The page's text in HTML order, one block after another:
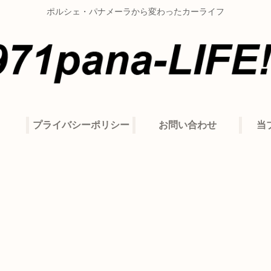
ポルシェ・パナメーラから変わったカーライフ
プライバシーポリシー お問い合わせ 当